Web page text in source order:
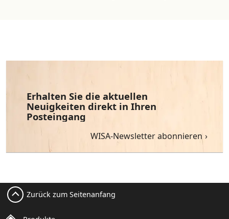
Erhalten Sie die aktuellen
Neuigkeiten direkt in Ihren
Posteingang
WISA-Newsletter abonnieren
Zurück zum Seitenanfang